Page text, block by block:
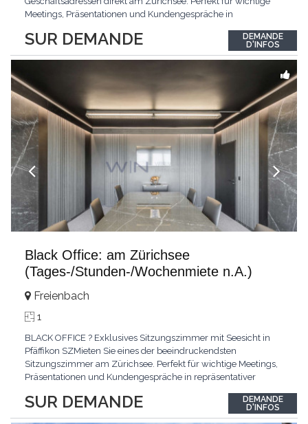
SUR DEMANDE
Meetings, Präsentationen und Kundengespräche in
Ausstattung und eine inspirierende Umgebung schaffen den
idealen Rahmen für erfolgreiche Termine.Ihre Vorteile:...
DEMANDE
D'INFOS
Black Office: am Zürichsee
(Tages-/Stunden-/Wochenmiete n.A.)
SUR DEMANDE
Freienbach
1
BLACK OFFICE ? Exklusives Sitzungszimmer mit Seesicht in
Pfäffikon SZMieten Sie eines der beeindruckendsten
Sitzungszimmer am Zürichsee. Perfekt für wichtige Meetings,
Präsentationen und Kundengespräche in repräsentativer
eine inspirierende Umgebung schaffen den idealen Rahmen für
erfolgreiche Termine.Ihre Vorteile+ Professioneller
DEMANDE
D'INFOS